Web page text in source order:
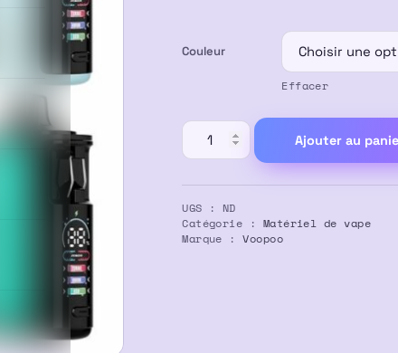
Couleur
Effacer
quantité
de
Vrizz
2
–
Ajouter au
UGS : ND
Catégorie : Matériel de vape
Marque :Voopoo